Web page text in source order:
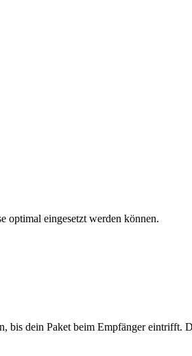
optimal eingesetzt werden können.
bis dein Paket beim Empfänger